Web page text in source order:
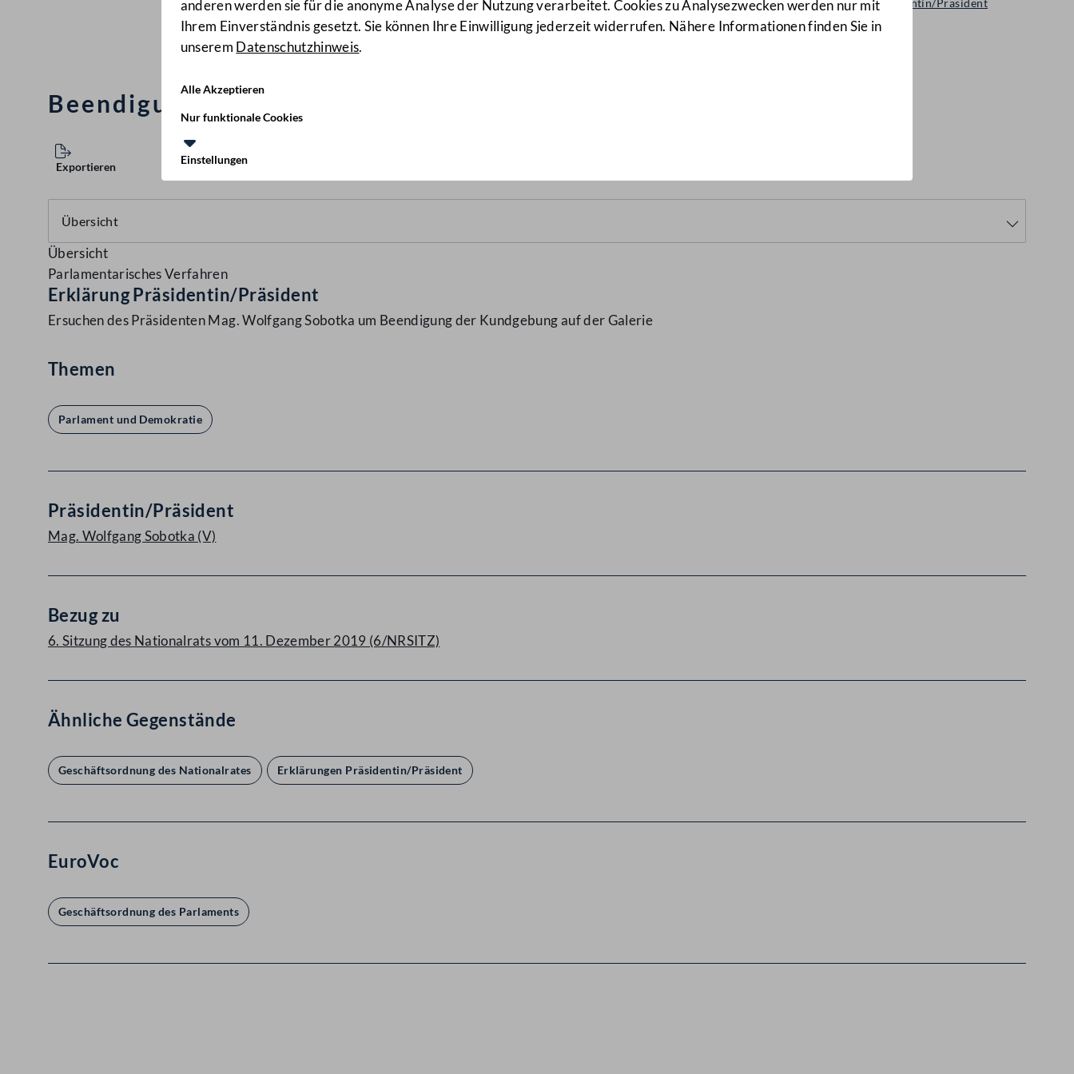
anderen werden sie für die anonyme Analyse der Nutzung verarbeitet. Cookies zu Analysezwecken werden nur mit
Ihrem Einverständnis gesetzt. Sie können Ihre Einwilligung jederzeit widerrufen. Nähere Informationen finden Sie in
unserem Datenschutzhinweis.
Alle Akzeptieren
Nur funktionale Cookies
Einstellungen
Erklärung Präsidentin/Präsident
38/GO
Beendigung der Kundgebung auf der Galerie
Exportieren
Übersicht
Parlamentarisches Verfahren
Erklärung Präsidentin/Präsident
Ersuchen des Präsidenten Mag. Wolfgang Sobotka um Beendigung der Kundgebung auf der Galerie
Themen
Parlament und Demokratie
Präsidentin/Präsident
Mag. Wolfgang Sobotka (V)
Bezug zu
6. Sitzung des Nationalrats vom 11. Dezember 2019 (6/NRSITZ)
Ähnliche Gegenstände
Geschäftsordnung des Nationalrates Erklärungen Präsidentin/Präsident
EuroVoc
Geschäftsordnung des Parlaments